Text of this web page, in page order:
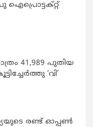
41,989 പുതിയ
‘വി’
രണ്ട് ഓപ്പണ്‍